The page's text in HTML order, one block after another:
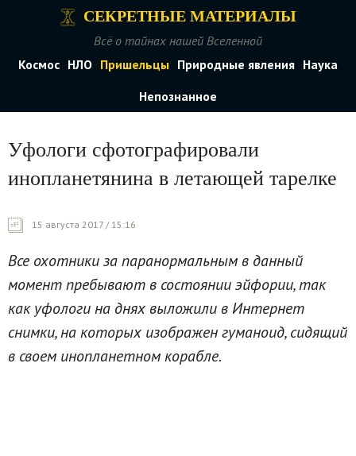
СЕКРЕТНЫЕ МАТЕРИАЛЫ
Всё о тайнах нашей Вселенной
Космос НЛО Пришельцы Природные явления Наука
Непознанное
Уфологи сфотографировали
инопланетянина в летающей тарелке
15 августа 2017 / 15:16
Все охотники за паранормальным в данный
момент пребывают в состоянии эйфории, так
как уфологи на днях выложили в Интернет
снимки, на которых изображен гуманоид, сидящий
в своем инопланетном корабле.